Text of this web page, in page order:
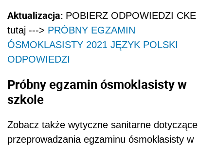
Aktualizacja: POBIERZ ODPOWIEDZI CKE
tutaj ---> PRÓBNY EGZAMIN
ÓSMOKLASISTY 2021 JĘZYK POLSKI
ODPOWIEDZI
Próbny egzamin ósmoklasisty w
szkole
Zobacz także wytyczne sanitarne dotyczące
przeprowadzania egzaminu ósmoklasisty w